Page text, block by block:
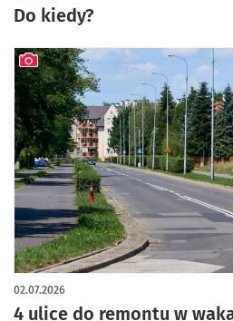
Do kiedy?
4 ulice do remontu w
02.07.2026
artykuł z galerią zdjęć